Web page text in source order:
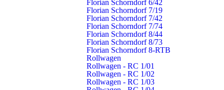
Florian Schorndorf 6/42
Florian Schorndorf 7/19
Florian Schorndorf 7/42
Florian Schorndorf 7/74
Florian Schorndorf 8/44
Florian Schorndorf 8/73
Florian Schorndorf 8-RTB
Rollwagen
Rollwagen - RC 1/01
Rollwagen - RC 1/02
Rollwagen - RC 1/03
Freitag, 17. Juli 2026, 11.31 Uhr